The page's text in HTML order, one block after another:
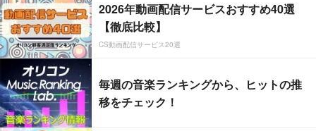
2026年動画配信サービスおすすめ40選
【徹底比較】
CS動画配信サービス20選
毎週の音楽ランキングから、ヒットの推
移をチェック！